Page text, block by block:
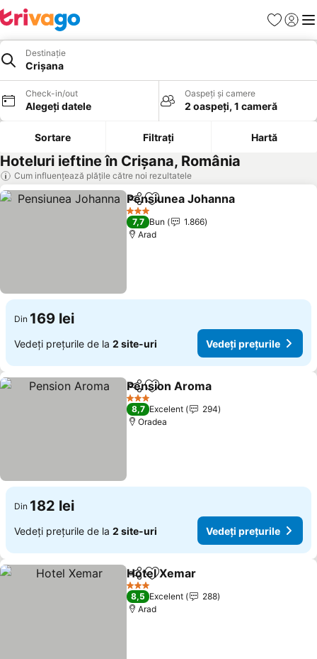
Favorite
Destinație
Crișana
Check-in/out
Alegeți datele
Oaspeți și camere
2 oaspeți, 1 cameră
Sortare Filtrați Hartă
Hoteluri ieftine în Crișana, România
Cum influențează plățile către noi rezultatele
DistribuițiAdăugaţi la favorite
Pensiunea Johanna
3 Stele
7,7 Bun
1.866
Arad
Din 169 lei
Vedeți prețurile de la 2 site-uri Vedeți prețurile
DistribuițiAdăugaţi la favorite
Pension Aroma
3 Stele
8,7 Excelent
294
Oradea
Din 182 lei
Vedeți prețurile de la 2 site-uri Vedeți prețurile
DistribuițiAdăugaţi la favorite
Hotel Xemar
3 Stele
8,5 Excelent
288
Arad